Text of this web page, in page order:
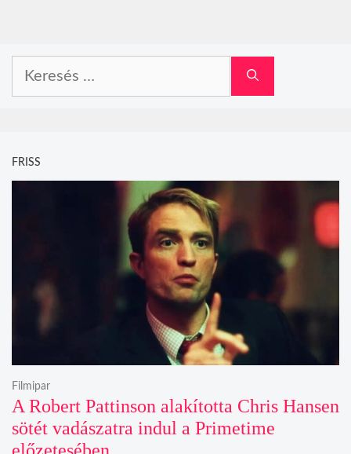
FRISS
A Robert Pattinson alakította Chris Hansen
sötét vadászatra indul a Primetime
Filmipar